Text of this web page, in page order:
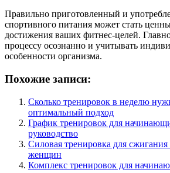
Правильно приготовленный и
спортивного питания может стать
достижения ваших фитнес-целей.
процессу осознанно и учитывать
особенности организма.
Похожие записи:
Сколько тренировок в неделю
оптимальный подход
График тренировок для
руководство
Силовая тренировка для
женщин
Комплекс тренировок для